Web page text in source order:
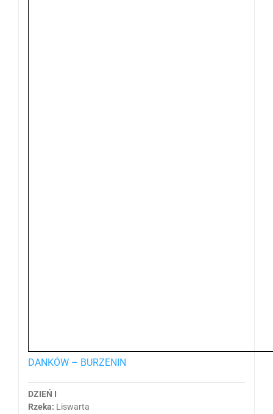
DANKÓW – BURZENIN
DZIEŃ I
Rzeka: Liswarta